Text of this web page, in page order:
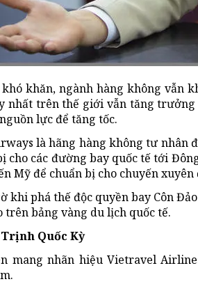
khăn, ngành hàng không vẫn
nhất trên thế giới vẫn tăng
lực để tăng tốc.
là hãng hàng không tư
cho các đường bay quốc tế tới
Mỹ để chuẩn bị cho chuyến
khi phá thế độc quyền bay Côn
trên bảng vàng du lịch quốc tế.
Quốc Kỳ
mang nhãn hiệu Vietravel